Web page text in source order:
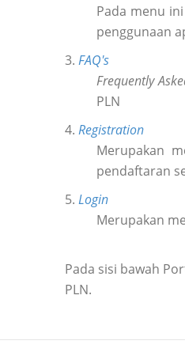
Pada menu
penggunaan
3. FAQ's
Frequently
PLN
4. Registration
Merupakan
pendaftaran
5. Login
Merupakan
Pada sisi bawah
PLN.